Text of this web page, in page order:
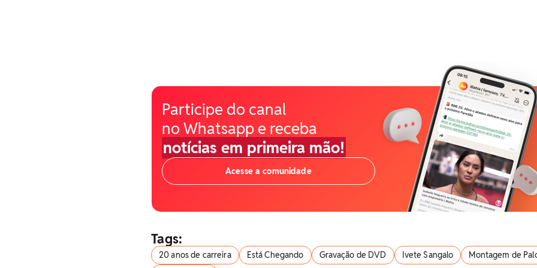
Participe do canal
no Whatsapp e receba
notícias em primeira mão!
Acesse a comunidade
Tags:
20 anos de carreira Está Chegando Gravação de DVD Ivete Sangalo
Montagem de